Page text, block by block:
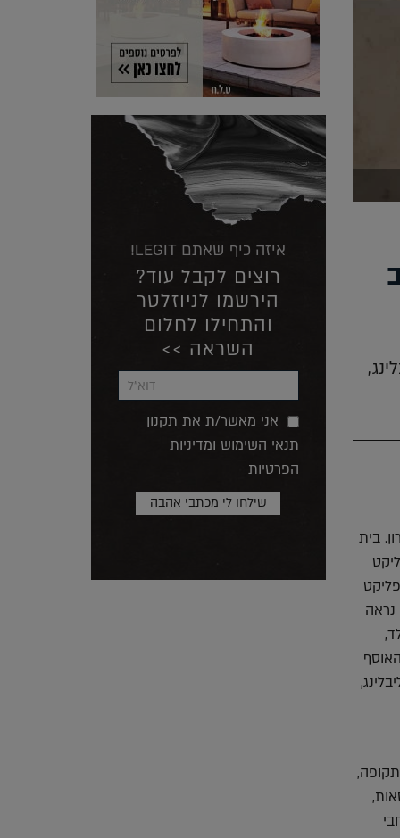
בית
נראה
איזה כיף שאתם LEGIT!
רוצים לקבל עוד?
הירשמו לניוזלטר
והתחילו לחלום
השראה >>
אני מאשר/ת את תקנון
תנאי השימוש ומדיניות
הפרטיות